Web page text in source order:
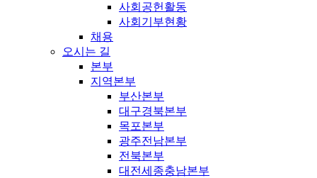
사회공헌활동
사회기부현황
채용
오시는 길
본부
지역본부
부산본부
대구경북본부
목포본부
광주전남본부
전북본부
대전세종충남본부